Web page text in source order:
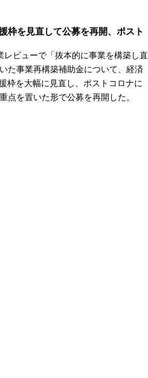
ビューで「抜本的に事業を構築し直
た事業再構築補助金について、経済
枠を大幅に見直し、ポストコロナに
点を置いた形で公募を再開した。
枠を見直して公募を再開、ポスト